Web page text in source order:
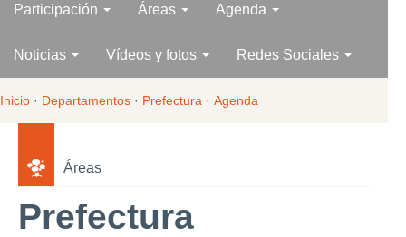
Participación Áreas Agenda
Noticias Vídeos y fotos Redes Sociales
Inicio · Departamentos · Prefectura · Agenda
Áreas
Prefectura